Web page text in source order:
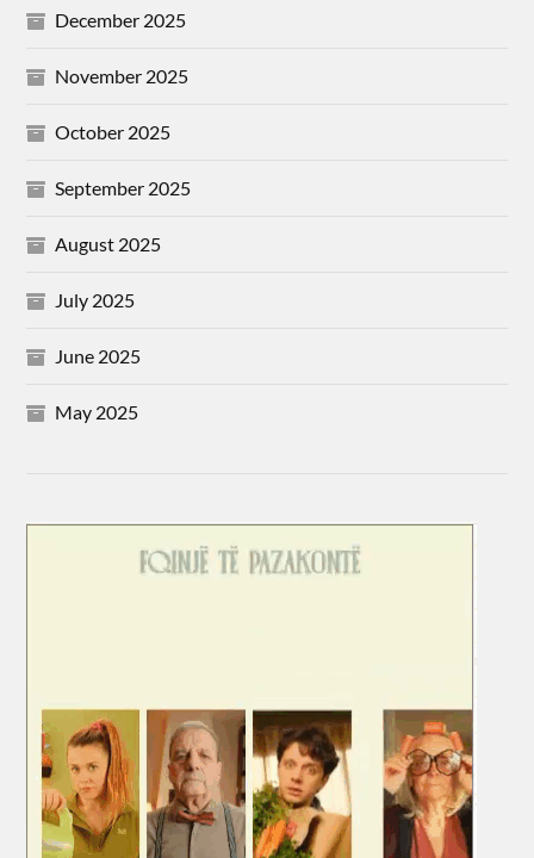
December 2025
November 2025
October 2025
September 2025
August 2025
July 2025
June 2025
May 2025